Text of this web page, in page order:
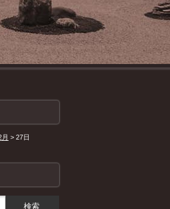
月 > 27日